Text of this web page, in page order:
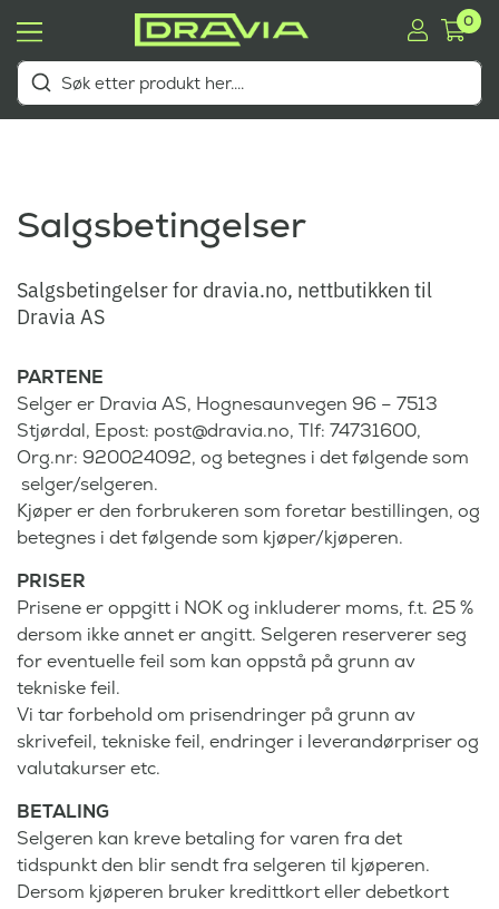
0
Salgsbetingelser
Salgsbetingelser for dravia.no, nettbutikken til
Dravia AS
PARTENE
Selger er Dravia AS, Hognesaunvegen 96 – 7513
Stjørdal, Epost: post@dravia.no, Tlf: 74731600,
Org.nr: 920024092, og betegnes i det følgende som
selger/selgeren.
Kjøper er den forbrukeren som foretar bestillingen, og
betegnes i det følgende som kjøper/kjøperen.
PRISER
Prisene er oppgitt i NOK og inkluderer moms, f.t. 25 %
dersom ikke annet er angitt. Selgeren reserverer seg
for eventuelle feil som kan oppstå på grunn av
tekniske feil.
Vi tar forbehold om prisendringer på grunn av
skrivefeil, tekniske feil, endringer i leverandørpriser og
valutakurser etc.
BETALING
Selgeren kan kreve betaling for varen fra det
tidspunkt den blir sendt fra selgeren til kjøperen.
Dersom kjøperen bruker kredittkort eller debetkort